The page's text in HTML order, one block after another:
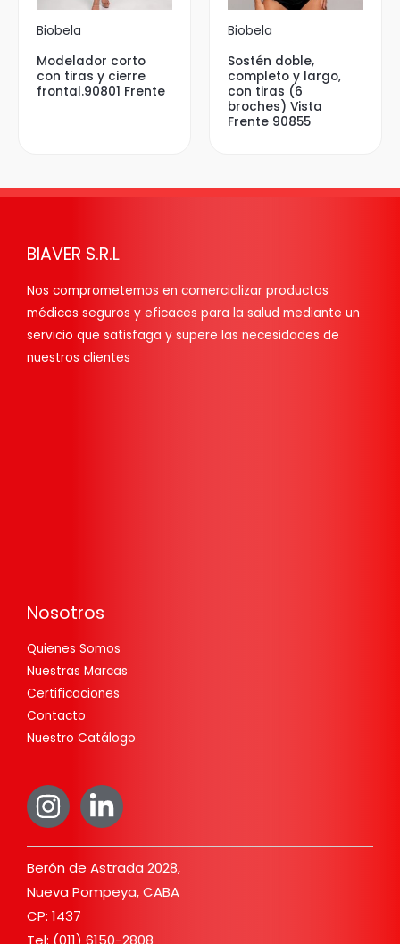
Biobela
Modelador corto
con tiras y cierre
frontal.90801 Frente
Biobela
Sostén doble,
completo y largo,
con tiras (6
broches) Vista
Frente 90855
BIAVER S.R.L
Nos comprometemos en comercializar productos
médicos seguros y eficaces para la salud mediante un
servicio que satisfaga y supere las necesidades de
nuestros clientes
Nosotros
Quienes Somos
Nuestras Marcas
Certificaciones
Contacto
Nuestro Catálogo
Berón de Astrada 2028,
Nueva Pompeya, CABA
CP: 1437